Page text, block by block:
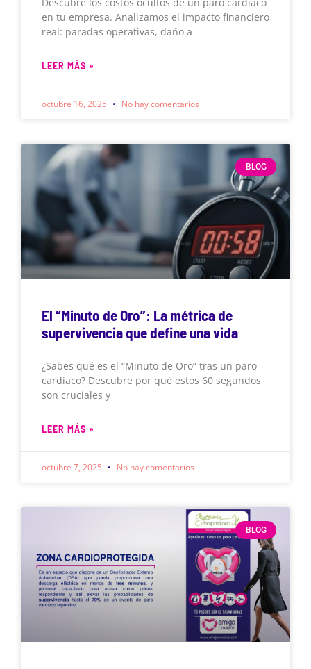
en tu empresa. Analizamos el impacto financiero
real: paradas operativas, daño a
LEER MÁS »
octubre 16, 2025 No hay comentarios
BLOG
El “Minuto de Oro”: La métrica de
supervivencia que define una vida
¿Sabes qué es el “Minuto de Oro” tras un paro
cardíaco? Descubre por qué estos 60 segundos
son cruciales y
LEER MÁS »
octubre 7, 2025 No hay comentarios
BLOG